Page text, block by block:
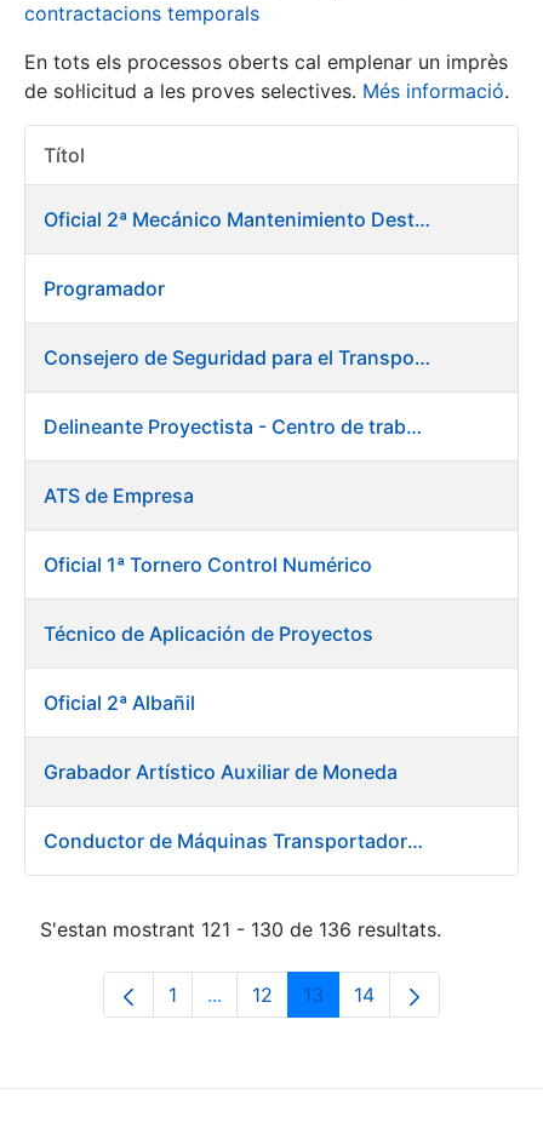
Mostra/Amaga
contractacions temporals
En tots els processos oberts cal emplenar un imprès
de sol·licitud a les proves selectives. Més informació.
Títol
Accions
Oficial 2ª Mecánico Mantenimiento Destacado
Programador
Consejero de Seguridad para el Transporte y Medio Ambiente
Delineante Proyectista - Centro de trabajo de Burgos
ATS de Empresa
Oficial 1ª Tornero Control Numérico
Técnico de Aplicación de Proyectos
Oficial 2ª Albañil
Grabador Artístico Auxiliar de Moneda
Conductor de Máquinas Transportadoras-Elevadoras
S'estan mostrant 121 - 130 de 136 resultats.
Pàgina
1 ...Pàgines intermèdies Utilitzeu TAB
Pàgina
12 Pàgina
13 Pàgina
14